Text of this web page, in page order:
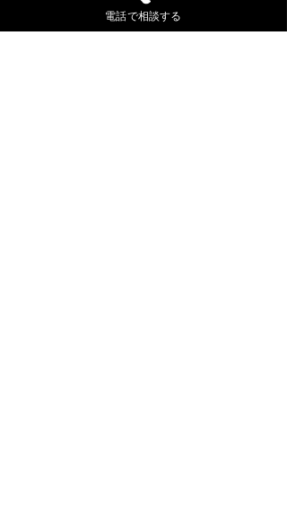
そして来たる２０２０年。
電話で相談する